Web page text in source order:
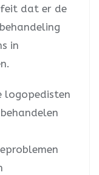
feit dat er de
in
logopedisten